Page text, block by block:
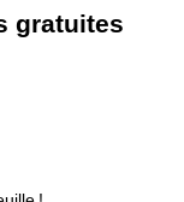
gratuites